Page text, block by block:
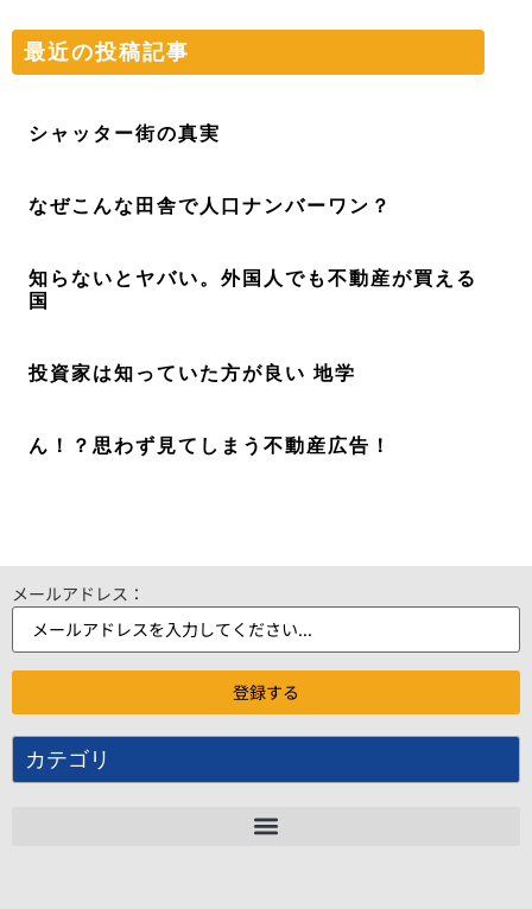
最近の投稿記事
シャッター街の真実
なぜこんな田舎で人口ナンバーワン？
知らないとヤバい。外国人でも不動産が買える
国
投資家は知っていた方が良い 地学
ん！？思わず見てしまう不動産広告！
メールアドレス：
カテゴリ